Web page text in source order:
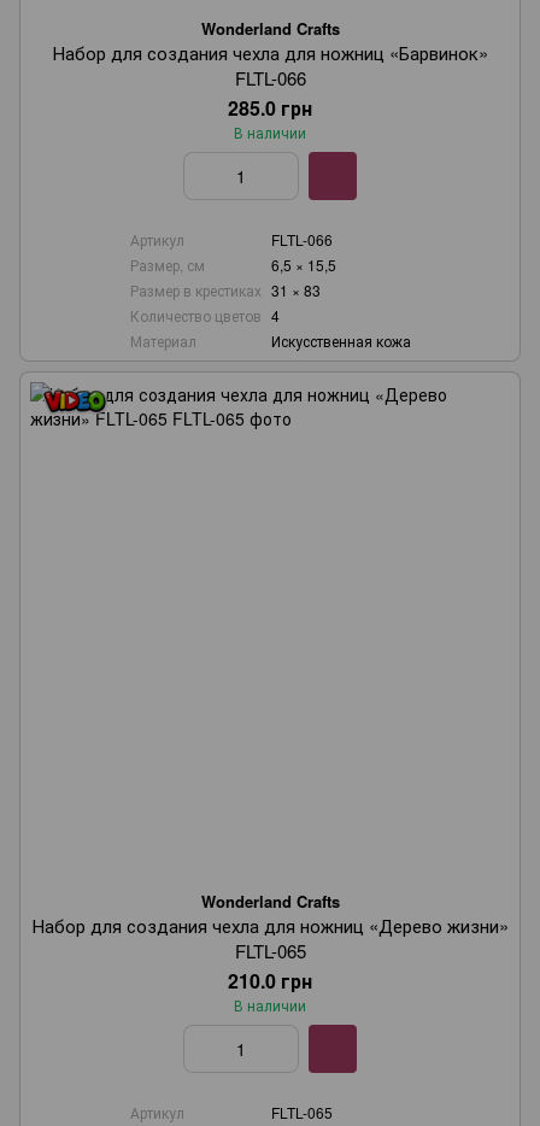
Wonderland Crafts
Набор для создания чехла для ножниц «Барвинок»
FLTL-066
285.0 грн
В наличии
Артикул
FLTL-066
Размер, см
6,5 × 15,5
Размер в крестиках 31 × 83
Количество цветов 4
Материал
Искусственная кожа
Wonderland Crafts
Набор для создания чехла для ножниц «Дерево жизни»
FLTL-065
210.0 грн
В наличии
Артикул
FLTL-065